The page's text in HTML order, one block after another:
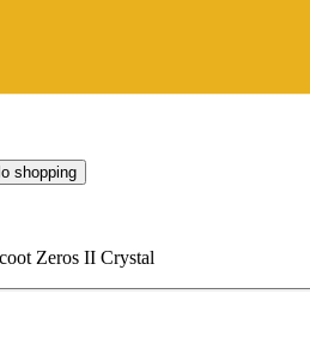
shopping
Zeros II Crystal